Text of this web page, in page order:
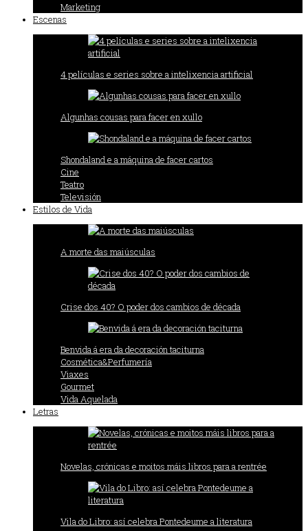
Marketing
Escenas
4 películas e series sobre a intelixencia artificial
Algunhas cousas para facer en xullo
Shondaland e a máquina de facer cartos
Cine
Teatro
Televisión
Estilos de Vida
A morte das maiúsculas
Crise dos 40? O poder dos cambios de década
Benvida á era da decoración taciturna
Cosmética&Perfumería
Viaxes
Gourmet
Vida Aquelada
Letras
Novelas, crónicas e moitos máis libros para a rentrée
Vila do Libro: así celebra Pontedeume a literatura